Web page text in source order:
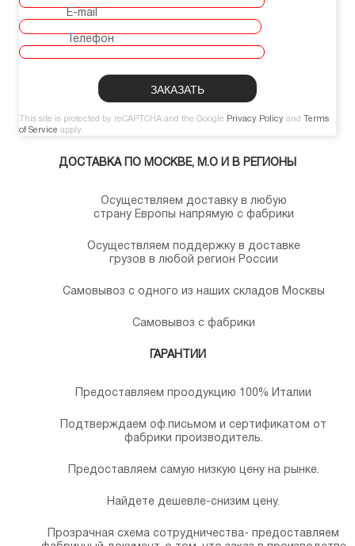
E-mail
Телефон
This site is protected by reCAPTCHA and the Google Privacy Policy and
Terms
of Service apply.
ДОСТАВКА ПО МОСКВЕ, М.О И В РЕГИОНЫ
Осуществляем доставку в любую
страну Европы напрямую с фабрики
Осуществляем поддержку в доставке
грузов в любой регион России
Самовывоз с одного из наших складов Москвы
Самовывоз с фабрики
ГАРАНТИИ
Предоставляем проодукцию 100% Италии
Подтверждаем оф.письмом и сертификатом от
фабрики производитель.
Предоставляем самую низкую цену на рынке.
Найдете дешевле-снизим цену.
Прозрачная схема сотрудничества- предоставляем